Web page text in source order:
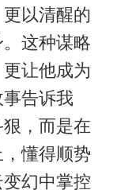
以清醒的
这种谋略
让他成为
告诉我
，而是在
懂得顺势
幻中掌控